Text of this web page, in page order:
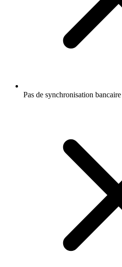
Pas de synchronisation